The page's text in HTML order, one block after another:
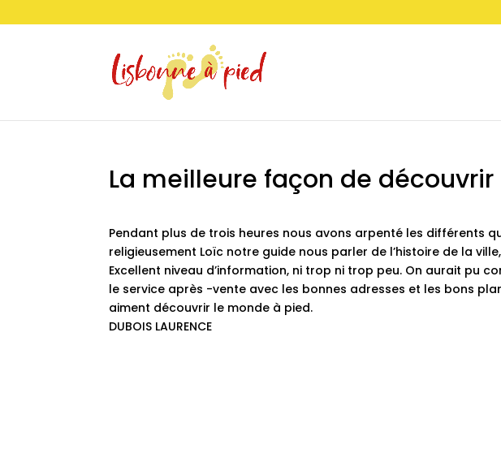
La meilleure façon de découvrir
Pendant plus de trois heures nous avons arpenté les différents
religieusement Loïc notre guide nous parler de l’histoire de la
Excellent niveau d’information, ni trop ni trop peu. On aurait pu
le service après -vente avec les bonnes adresses et les bons
aiment découvrir le monde à pied.
DUBOIS LAURENCE